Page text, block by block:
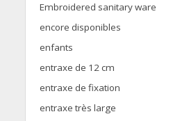
Embroidered sanitary ware
encore disponibles
enfants
entraxe de 12 cm
entraxe de fixation
entraxe très large